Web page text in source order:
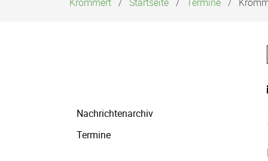
Navigation
Nachrichtenarchiv
Termine